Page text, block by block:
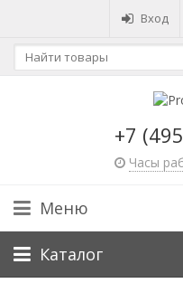
Вход
+7
Часы
Меню
Каталог